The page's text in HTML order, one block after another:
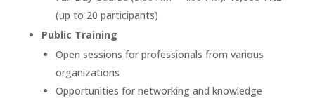
(up to 20 participants)
Public Training
Open sessions for professionals from various
organizations
Opportunities for networking and knowledge